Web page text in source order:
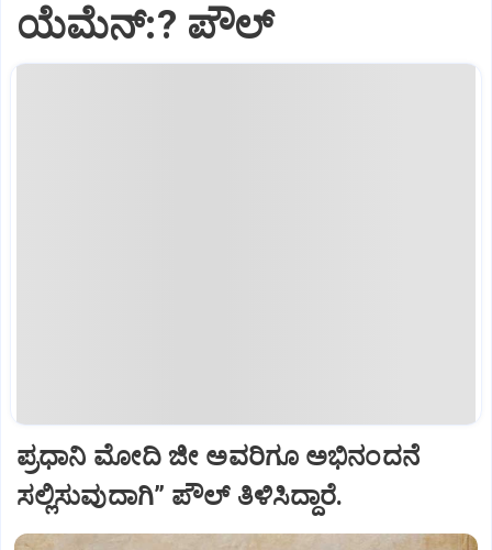
ಯೆಮೆನ್:? ಪೌಲ್
ಪ್ರಧಾನಿ ಮೋದಿ ಜೀ ಅವರಿಗೂ ಅಭಿನಂದನೆ
ಸಲ್ಲಿಸುವುದಾಗಿ” ಪೌಲ್‌ ತಿಳಿಸಿದ್ದಾರೆ.